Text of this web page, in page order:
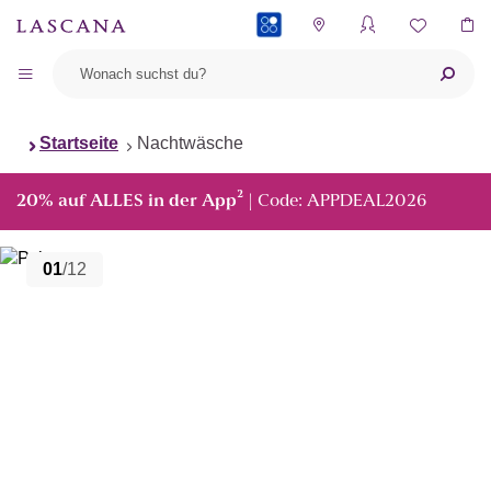
Startseite Nachtwäsche
20% auf ALLES in der App² | Code: APPDEAL2026
01/12